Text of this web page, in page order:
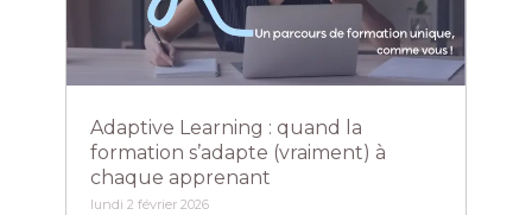
Adaptive Learning : quand la
formation s’adapte (vraiment) à
chaque apprenant
lundi 2 février 2026